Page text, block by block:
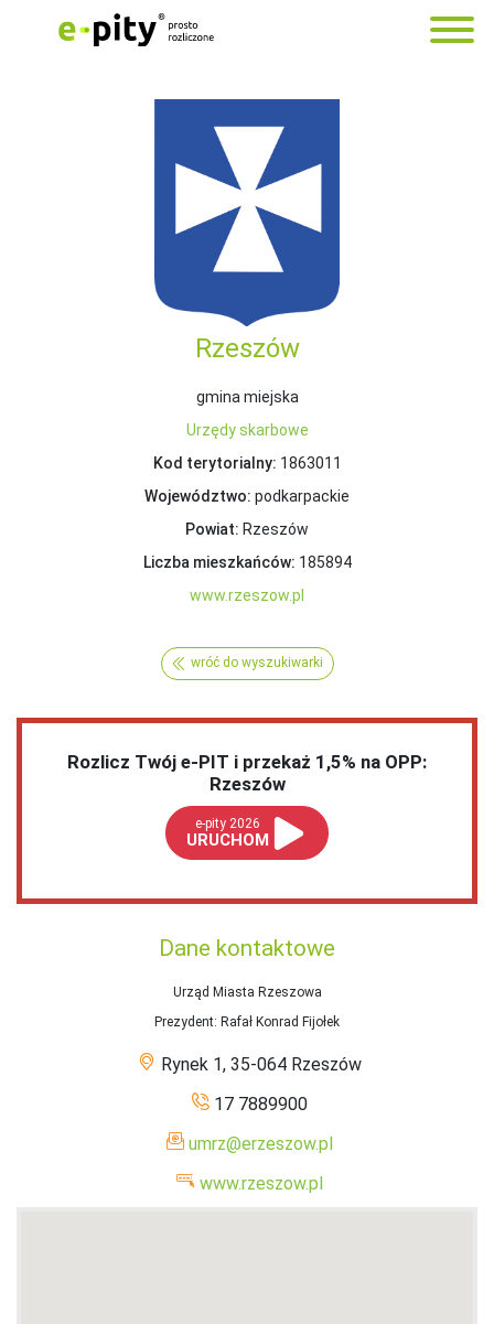
Rzeszów
gmina miejska
Urzędy skarbowe
Kod terytorialny: 1863011
Województwo: podkarpackie
Powiat: Rzeszów
Liczba mieszkańców: 185894
www.rzeszow.pl
wróć do wyszukiwarki
Rozlicz Twój e-PIT i przekaż 1,5% na OPP:
Rzeszów
e-pity 2026
URUCHOM
Dane kontaktowe
Urząd Miasta Rzeszowa
Prezydent: Rafał Konrad Fijołek
Rynek 1, 35-064 Rzeszów
17 7889900
umrz@erzeszow.pl
www.rzeszow.pl